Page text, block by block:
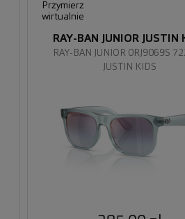
Przymierz
wirtualnie
RAY-BAN JUNIOR 0RJ9069S
JUSTIN KIDS
RAY-BAN JUNIOR JUSTIN